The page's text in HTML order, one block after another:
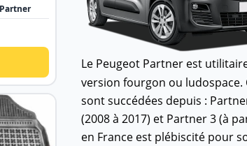
Le Peugeot Partner est
version fourgon ou
sont succédées depuis :
(2008 à 2017) et Partner 3 (à
en France est plébiscité pour